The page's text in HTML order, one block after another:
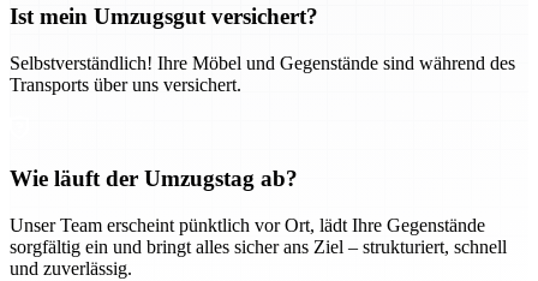
Ist mein Umzugsgut versichert?
Selbstverständlich! Ihre Möbel und Gegenstände sind während des
Transports über uns versichert.
Wie läuft der Umzugstag ab?
Unser Team erscheint pünktlich vor Ort, lädt Ihre Gegenstände
sorgfältig ein und bringt alles sicher ans Ziel – strukturiert, schnell
und zuverlässig.